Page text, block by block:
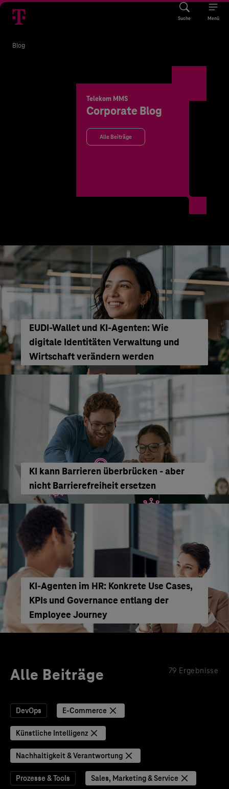
Suche Menü
Blog
Telekom MMS
Corporate Blog
Alle Beiträge
EUDI-Wallet und KI-Agenten: Wie
digitale Identitäten Verwaltung und
Wirtschaft verändern werden
KI kann Barrieren überbrücken - aber
nicht Barrierefreiheit ersetzen
KI‑Agenten im HR: Konkrete Use Cases,
KPIs und Governance entlang der
Employee Journey
Alle Beiträge 79 Ergebnisse
DevOps E-Commerce
Künstliche Intelligenz
Nachhaltigkeit & Verantwortung
Prozesse & Tools Sales, Marketing & Service